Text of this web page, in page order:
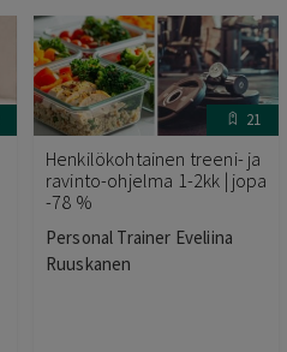
21
Henkilökohtainen treeni- ja
ravinto-ohjelma 1-2kk | jopa
-78 %
Personal Trainer Eveliina
Ruuskanen